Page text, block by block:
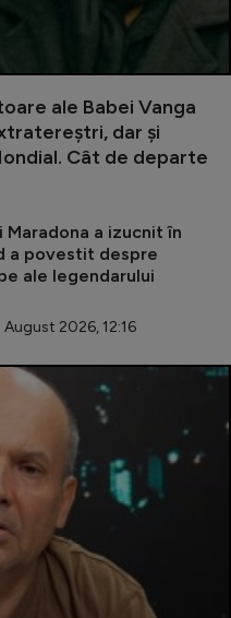
ale Babei Vanga
dar și
Cât de departe
Maradona a izucnit în
a povestit despre
ale legendarului
2026, 12:16